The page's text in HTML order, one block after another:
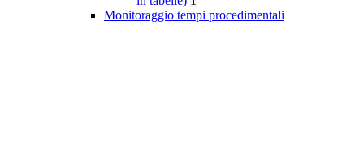
Monitoraggio tempi procedimentali